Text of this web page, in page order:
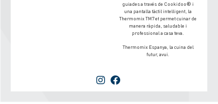
guiades a través de Cookidoo® i
una pantalla tàctil intel·ligent, la
Thermomix TM7 et permet cuinar de
manera ràpida, saludable i
professional a casa teva.
Thermomix Espanya, la cuina del
futur, avui.